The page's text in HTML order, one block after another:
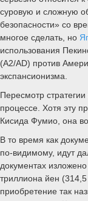
суровую и сложную
безопасности» со
многое сделать, но
использования
(A2/AD) против
экспансионизма.
Пересмотр
процессе. Хотя эту
Кисида Фумио, она
В то время как
по-видимому, идут
документах
триллиона йен
приобретение так